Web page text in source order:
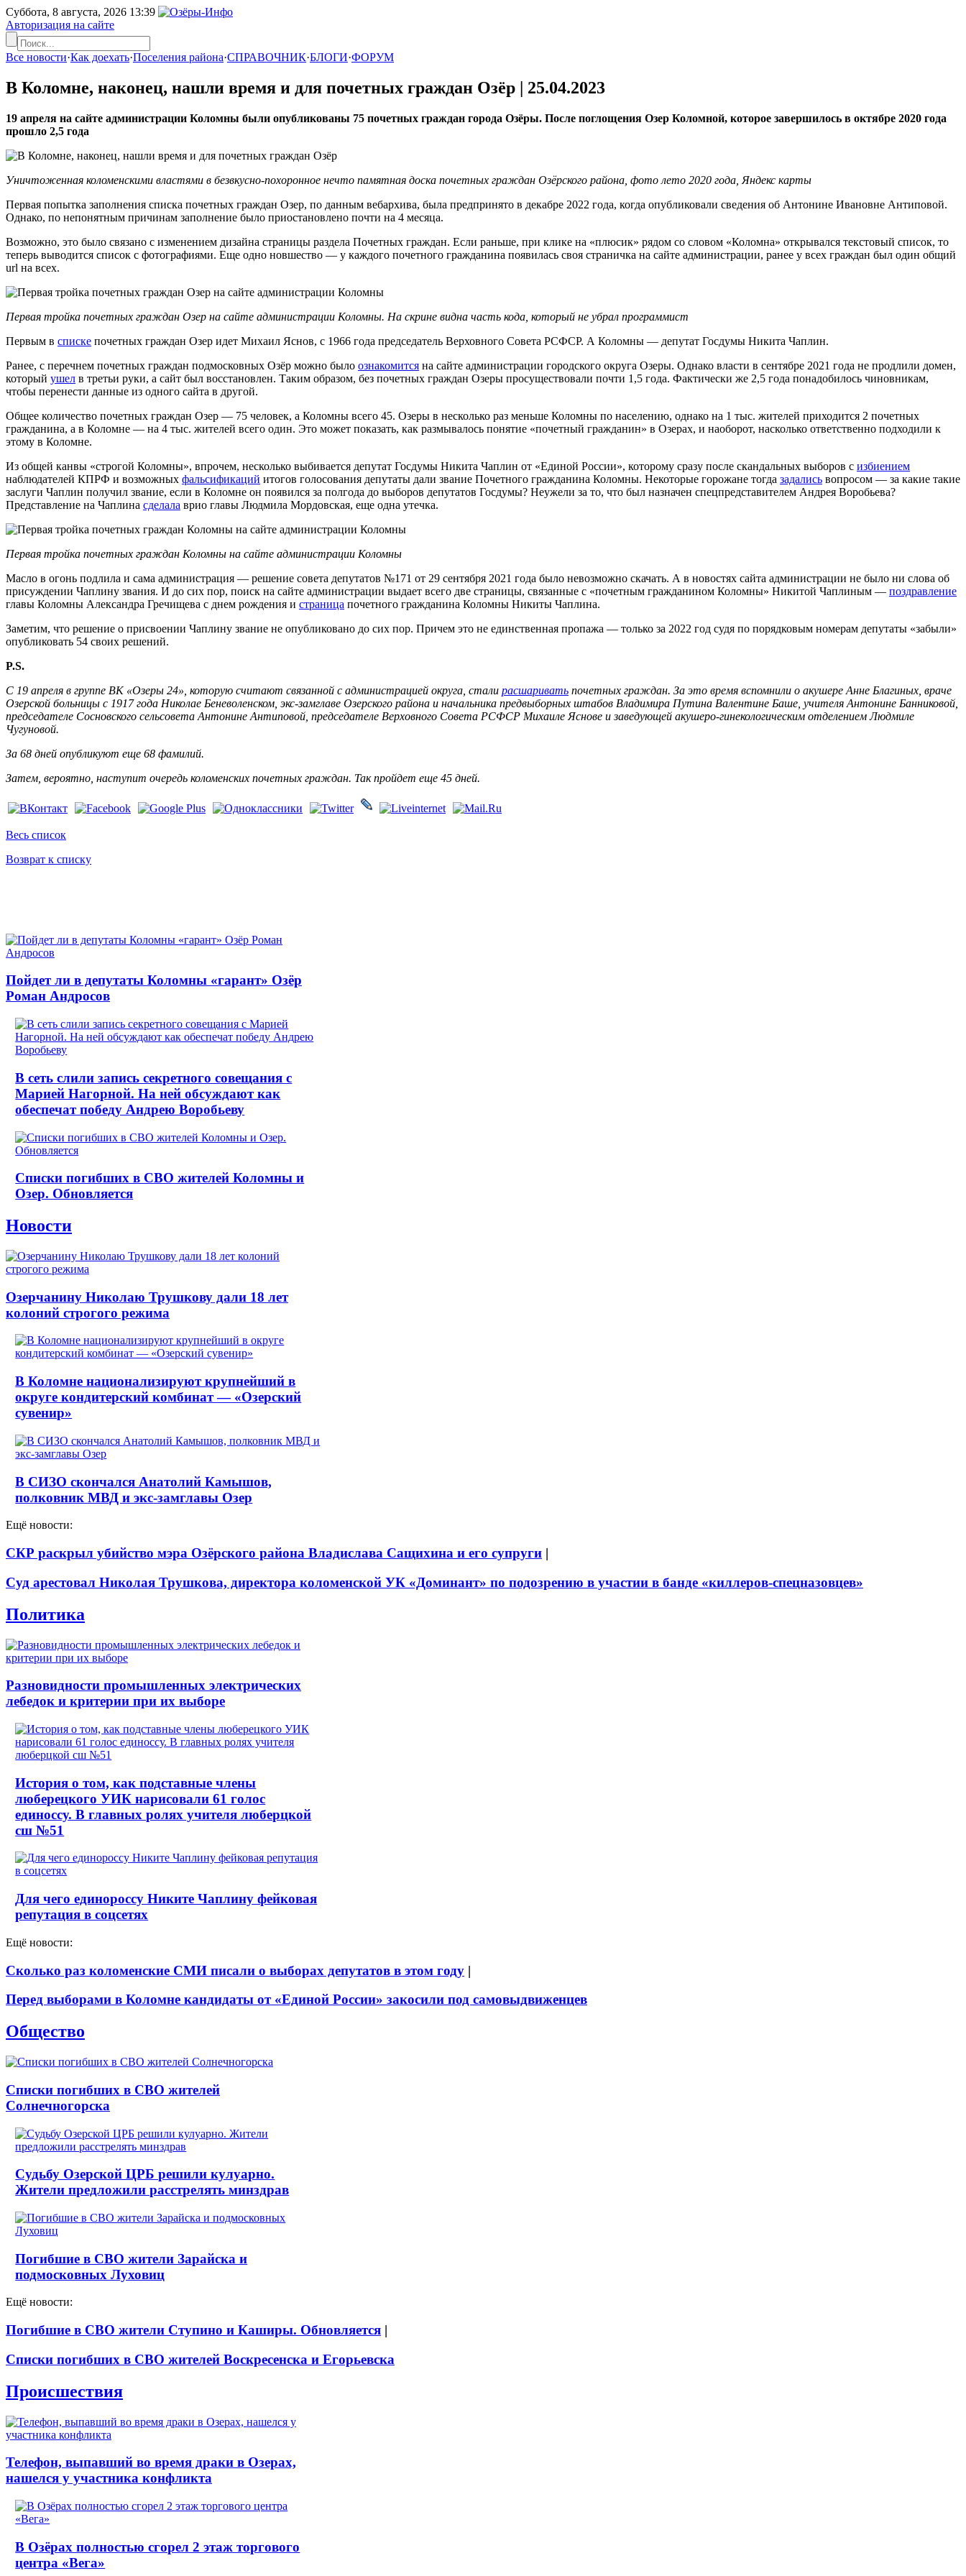
Суббота, 8 августа, 2026 13:39
Авторизация на сайте
Все новости·Как доехать·Поселения района·СПРАВОЧНИК·БЛОГИ·ФОРУМ
В Коломне, наконец, нашли время и для почетных граждан Озёр | 25.04.2023
19 апреля на сайте администрации Коломны были опубликованы 75 почетных граждан города Озёры. После поглощения Озер Коломной, которое завершилось в октябре 2020 года
прошло 2,5 года
Уничтоженная коломенскими властями в безвкусно-похоронное нечто памятная доска почетных граждан Озёрского района, фото лето 2020 года, Яндекс карты
Первая попытка заполнения списка почетных граждан Озер, по данным вебархива, была предпринято в декабре 2022 года, когда опубликовали сведения об Антонине Ивановне Антиповой.
Однако, по непонятным причинам заполнение было приостановлено почти на 4 месяца.
Возможно, это было связано с изменением дизайна страницы раздела Почетных граждан. Если раньше, при клике на «плюсик» рядом со словом «Коломна» открывался текстовый список, то
теперь выводится список с фотографиями. Еще одно новшество — у каждого почетного гражданина появилась своя страничка на сайте администрации, ранее у всех граждан был один общий
url на всех.
Первая тройка почетных граждан Озер на сайте администрации Коломны. На скрине видна часть кода, который не убрал программист
Первым в списке почетных граждан Озер идет Михаил Яснов, с 1966 года председатель Верховного Совета РСФСР. А Коломны — депутат Госдумы Никита Чаплин.
Ранее, с перечнем почетных граждан подмосковных Озёр можно было ознакомится на сайте администрации городского округа Озеры. Однако власти в сентябре 2021 года не продлили домен,
который ушел в третьи руки, а сайт был восстановлен. Таким образом, без почетных граждан Озеры просуществовали почти 1,5 года. Фактически же 2,5 года понадобилось чиновникам,
чтобы перенести данные из одного сайта в другой.
Общее количество почетных граждан Озер — 75 человек, а Коломны всего 45. Озеры в несколько раз меньше Коломны по населению, однако на 1 тыс. жителей приходится 2 почетных
гражданина, а в Коломне — на 4 тыс. жителей всего один. Это может показать, как размывалось понятие «почетный гражданин» в Озерах, и наоборот, насколько ответственно подходили к
этому в Коломне.
Из общей канвы «строгой Коломны», впрочем, несколько выбивается депутат Госдумы Никита Чаплин от «Единой России», которому сразу после скандальных выборов с избиением
наблюдателей КПРФ и возможных фальсификаций итогов голосования депутаты дали звание Почетного гражданина Коломны. Некоторые горожане тогда задались вопросом — за какие такие
заслуги Чаплин получил звание, если в Коломне он появился за полгода до выборов депутатов Госдумы? Неужели за то, что был назначен спецпредставителем Андрея Воробьева?
Представление на Чаплина сделала врио главы Людмила Мордовская, еще одна утечка.
Первая тройка почетных граждан Коломны на сайте администрации Коломны
Масло в огонь подлила и сама администрация — решение совета депутатов №171 от 29 сентября 2021 года было невозможно скачать. А в новостях сайта администрации не было ни слова об
присуждении Чаплину звания. И до сих пор, поиск на сайте администрации выдает всего две страницы, связанные с «почетным гражданином Коломны» Никитой Чаплиным — поздравление
главы Коломны Александра Гречищева с днем рождения и страница почетного гражданина Коломны Никиты Чаплина.
Заметим, что решение о присвоении Чаплину звание не опубликовано до сих пор. Причем это не единственная пропажа — только за 2022 год судя по порядковым номерам депутаты «забыли»
опубликовать 54 своих решений.
P.S.
С 19 апреля в группе ВК «Озеры 24», которую считают связанной с администрацией округа, стали расшаривать почетных граждан. За это время вспомнили о акушере Анне Благиных, враче
Озерской больницы с 1917 года Николае Беневоленском, экс-замглаве Озерского района и начальника предвыборных штабов Владимира Путина Валентине Баше, учителя Антонине Банниковой,
председателе Сосновского сельсовета Антонине Антиповой, председателе Верховного Совета РСФСР Михаиле Яснове и заведующей акушеро-гинекологическим отделением Людмиле
Чугуновой.
За 68 дней опубликуют еще 68 фамилий.
Затем, вероятно, наступит очередь коломенских почетных граждан. Так пройдет еще 45 дней.
Весь список
Возврат к списку
Пойдет ли в депутаты Коломны «гарант» Озёр
Роман Андросов
В сеть слили запись секретного совещания с
Марией Нагорной. На ней обсуждают как
обеспечат победу Андрею Воробьеву
Списки погибших в СВО жителей Коломны и
Озер. Обновляется
Новости
Озерчанину Николаю Трушкову дали 18 лет
колоний строгого режима
В Коломне национализируют крупнейший в
округе кондитерский комбинат — «Озерский
сувенир»
В СИЗО скончался Анатолий Камышов,
полковник МВД и экс-замглавы Озер
Ещё новости:
СКР раскрыл убийство мэра Озёрского района Владислава Сащихина и его супруги |
Суд арестовал Николая Трушкова, директора коломенской УК «Доминант» по подозрению в участии в банде «киллеров-спецназовцев»
Политика
Разновидности промышленных электрических
лебедок и критерии при их выборе
История о том, как подставные члены
люберецкого УИК нарисовали 61 голос
единоссу. В главных ролях учителя люберцкой
сш №51
Для чего единороссу Никите Чаплину фейковая
репутация в соцсетях
Ещё новости:
Сколько раз коломенские СМИ писали о выборах депутатов в этом году |
Перед выборами в Коломне кандидаты от «Единой России» закосили под самовыдвиженцев
Общество
Списки погибших в СВО жителей
Солнечногорска
Судьбу Озерской ЦРБ решили кулуарно.
Жители предложили расстрелять минздрав
Погибшие в СВО жители Зарайска и
подмосковных Луховиц
Ещё новости:
Погибшие в СВО жители Ступино и Каширы. Обновляется |
Списки погибших в СВО жителей Воскресенска и Егорьевска
Происшествия
Телефон, выпавший во время драки в Озерах,
нашелся у участника конфликта
В Озёрах полностью сгорел 2 этаж торгового
центра «Вега»